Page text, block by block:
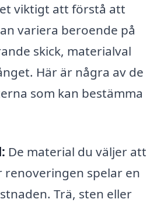
viktigt att förstå att
variera beroende på
skick, materialval
Här är några av de
som kan bestämma
De material du väljer att
renoveringen spelar en
Trä, sten eller